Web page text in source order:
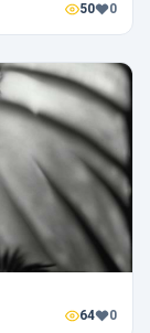
50 0
64 0